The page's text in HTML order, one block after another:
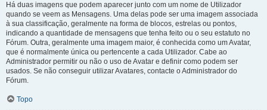
Há duas imagens que podem aparecer junto com um nome de Utilizador
quando se veem as Mensagens. Uma delas pode ser uma imagem associada
à sua classificação, geralmente na forma de blocos, estrelas ou pontos,
indicando a quantidade de mensagens que tenha feito ou o seu estatuto no
Fórum. Outra, geralmente uma imagem maior, é conhecida como um Avatar,
que é normalmente única ou pertencente a cada Utilizador. Cabe ao
Administrador permitir ou não o uso de Avatar e definir como podem ser
usados. Se não conseguir utilizar Avatares, contacte o Administrador do
Fórum.
Topo